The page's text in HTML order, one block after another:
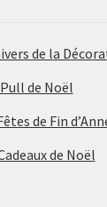
de la
de Noël
de Fin
de Noël